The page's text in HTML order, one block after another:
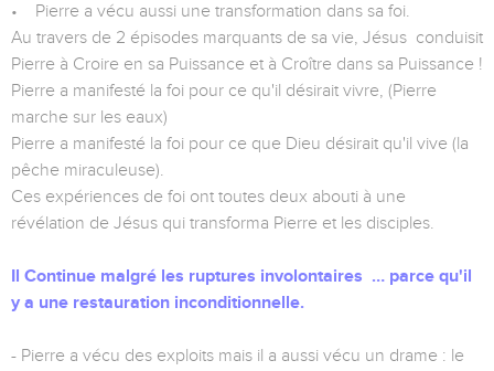
• Pierre a vécu aussi une transformation dans sa foi.
Au travers de 2 épisodes marquants de sa vie, Jésus conduisit
Pierre à Croire en sa Puissance et à Croître dans sa Puissance !
Pierre a manifesté la foi pour ce qu'il désirait vivre, (Pierre
marche sur les eaux)
Pierre a manifesté la foi pour ce que Dieu désirait qu'il vive (la
pêche miraculeuse).
Ces expériences de foi ont toutes deux abouti à une
révélation de Jésus qui transforma Pierre et les disciples.
Il Continue malgré les ruptures involontaires … parce qu'il
y a une restauration inconditionnelle.
- Pierre a vécu des exploits mais il a aussi vécu un drame : le